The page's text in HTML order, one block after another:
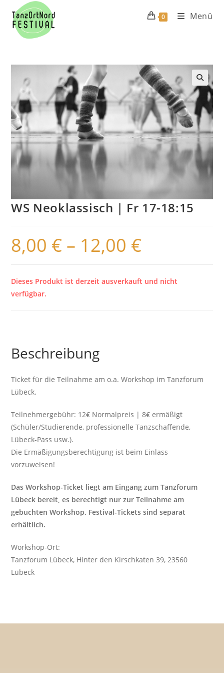
Inhalt
springen
0 Menü
WS Neoklassisch | Fr 17-18:15
8,00 € – 12,00 €
Dieses Produkt ist derzeit ausverkauft und nicht
verfügbar.
Beschreibung
Ticket für die Teilnahme am o.a. Workshop im Tanzforum
Lübeck.
Teilnehmergebühr: 12€ Normalpreis | 8€ ermäßigt
(Schüler/Studierende, professionelle Tanzschaffende,
Lübeck-Pass usw.).
Die Ermäßigungsberechtigung ist beim Einlass
vorzuweisen!
Das Workshop-Ticket liegt am Eingang zum Tanzforum
Lübeck bereit, es berechtigt nur zur Teilnahme am
gebuchten Workshop. Festival-Tickets sind separat
erhältlich.
Workshop-Ort:
Tanzforum Lübeck, Hinter den Kirschkaten 39, 23560
Lübeck